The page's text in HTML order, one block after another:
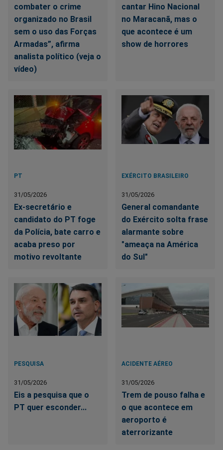
combater o crime
organizado no Brasil
sem o uso das Forças
Armadas”, afirma
analista político (veja o
vídeo)
cantar Hino Nacional
no Maracanã, mas o
que acontece é um
show de horrores
PT
31/05/2026
Ex-secretário e
candidato do PT foge
da Polícia, bate carro e
acaba preso por
motivo revoltante
EXÉRCITO BRASILEIRO
31/05/2026
General comandante
do Exército solta frase
alarmante sobre
"ameaça na América
do Sul"
PESQUISA
31/05/2026
Eis a pesquisa que o
PT quer esconder...
ACIDENTE AÉREO
31/05/2026
Trem de pouso falha e
o que acontece em
aeroporto é
aterrorizante